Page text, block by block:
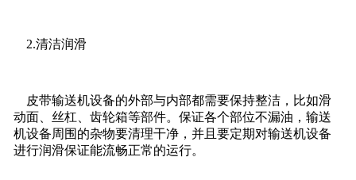
2.清洁润滑
皮带输送机设备的外部与内部都需要保持整洁，比如滑
动面、丝杠、齿轮箱等部件。保证各个部位不漏油，输送
机设备周围的杂物要清理干净，并且要定期对输送机设备
进行润滑保证能流畅正常的运行。